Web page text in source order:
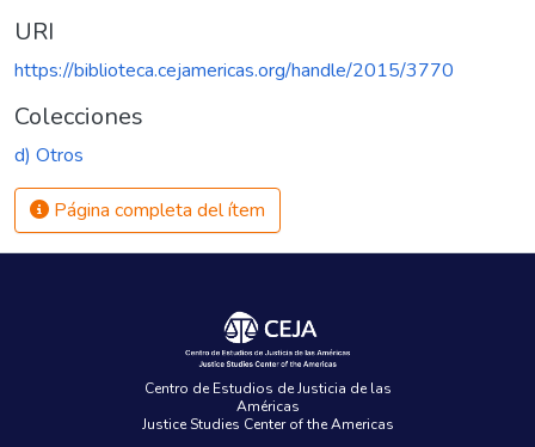
URI
https://biblioteca.cejamericas.org/handle/2015/3770
Colecciones
d) Otros
Página completa del ítem
Centro de Estudios de Justicia de las
Américas
Justice Studies Center of the Americas